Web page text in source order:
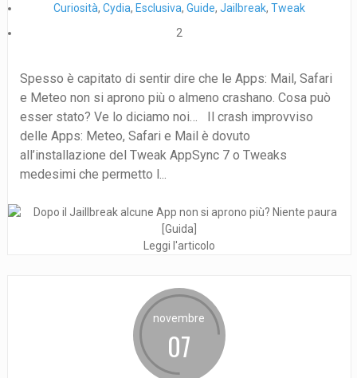
Curiosità, Cydia, Esclusiva, Guide, Jailbreak, Tweak
2
Spesso è capitato di sentir dire che le Apps: Mail, Safari
e Meteo non si aprono più o almeno crashano. Cosa può
esser stato? Ve lo diciamo noi… Il crash improvviso
delle Apps: Meteo, Safari e Mail è dovuto
all’installazione del Tweak AppSync 7 o Tweaks
medesimi che permetto l...
Leggi l'articolo
novembre
07